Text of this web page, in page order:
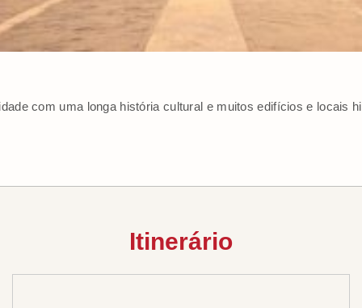
com uma longa história cultural e muitos edifícios e locais
Itinerário